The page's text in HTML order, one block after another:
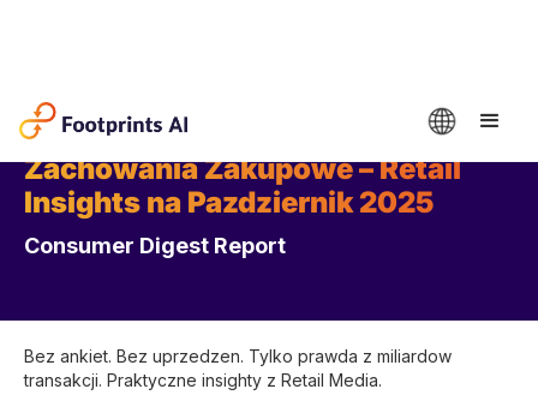
Zachowania Zakupowe – Retail
Insights na Pazdziernik 2025
Consumer Digest Report
Bez ankiet. Bez uprzedzen. Tylko prawda z miliardow
transakcji. Praktyczne insighty z Retail Media.